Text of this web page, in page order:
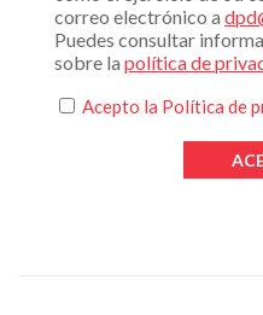
correo electrónico a
Puedes consultar
sobre la política de
Acepto la Política de